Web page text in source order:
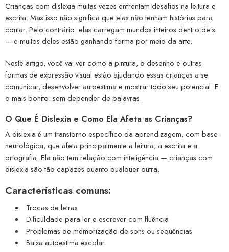
Crianças com dislexia muitas vezes enfrentam desafios na leitura e
escrita. Mas isso não significa que elas não tenham histórias para
contar. Pelo contrário: elas carregam mundos inteiros dentro de si
— e muitos deles estão ganhando forma por meio da arte.
Neste artigo, você vai ver como a pintura, o desenho e outras
formas de expressão visual estão ajudando essas crianças a se
comunicar, desenvolver autoestima e mostrar todo seu potencial. E
o mais bonito: sem depender de palavras.
O Que É Dislexia e Como Ela Afeta as Crianças?
A dislexia é um transtorno específico da aprendizagem, com base
neurológica, que afeta principalmente a leitura, a escrita e a
ortografia. Ela não tem relação com inteligência — crianças com
dislexia são tão capazes quanto qualquer outra.
Características comuns:
Trocas de letras
Dificuldade para ler e escrever com fluência
Problemas de memorização de sons ou sequências
Baixa autoestima escolar